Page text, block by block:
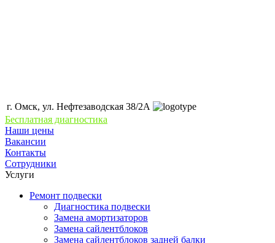
г. Омск, ул. Нефтезаводская 38/2А
Бесплатная диагностика
Наши цены
Вакансии
Контакты
Сотрудники
Услуги
Ремонт подвески
Диагностика подвески
Замена амортизаторов
Замена сайлентблоков
Замена сайлентблоков задней балки